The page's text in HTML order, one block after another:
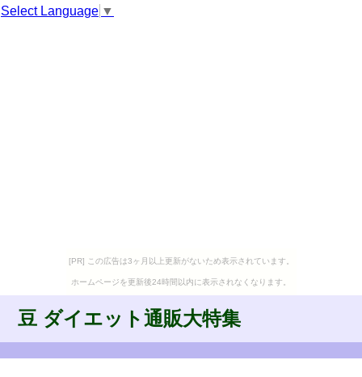
Select Language ▼
[PR] この広告は3ヶ月以上更新がないため表示されています。
ホームページを更新後24時間以内に表示されなくなります。
豆 ダイエット通販大特集